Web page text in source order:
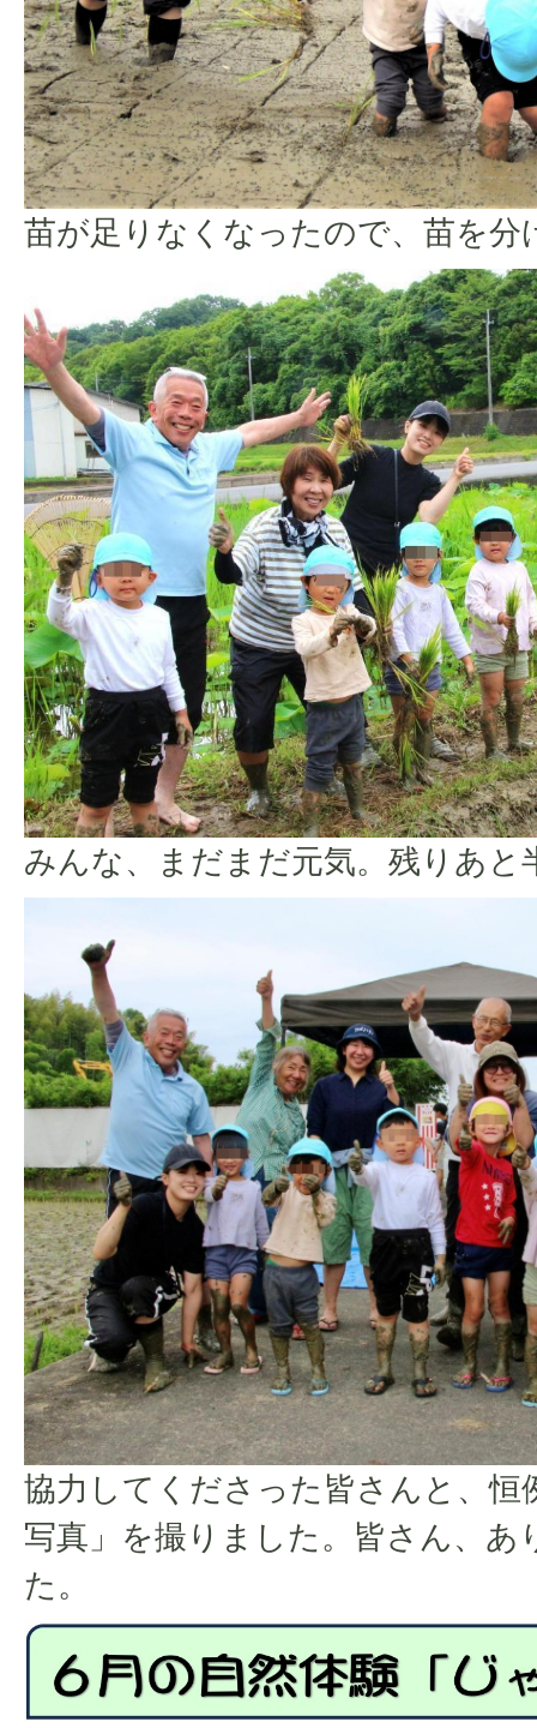
苗が足りなくなったので、苗を分
みんな、まだまだ元気。残りあと
協力してくださった皆さんと、恒
写真」を撮りました。皆さん、あ
た。